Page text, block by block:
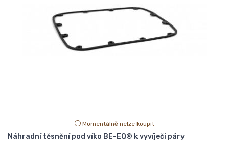
Momentálně nelze koupit
Náhradní těsnění pod víko BE-EQ® k vyvíječi páry